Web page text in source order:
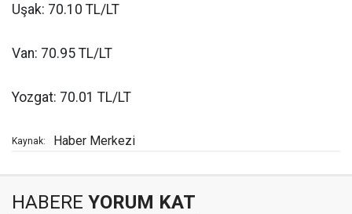
Uşak: 70.10 TL/LT
Van: 70.95 TL/LT
Yozgat: 70.01 TL/LT
Kaynak: Haber Merkezi
HABERE YORUM KAT